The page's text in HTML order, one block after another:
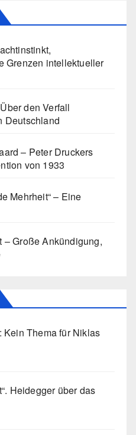
Grenzen intellektueller
den Verfall
Deutschland
– Peter Druckers
von 1933
Mehrheit“ – Eine
– Große Ankündigung,
Kein Thema für Niklas
Heidegger über das